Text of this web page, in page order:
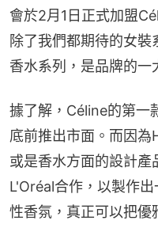
會於2月1日正式加盟
除了我們都期待的女
香水系列，是品牌的一
據了解，Céline的第一
底前推出市面。而因
或是香水方面的設計
L'Oréal合作，以製作
性香氛，真正可以把優